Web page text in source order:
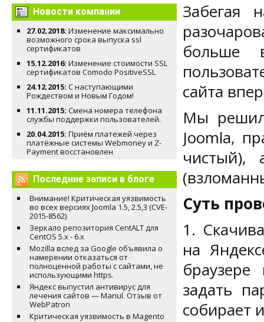
Новости компании
27.02.2018: Изменение максимально
возможного срока выпуска ssl
сертификатов
15.12.2016: Изменение стоимости SSL
сертификатов Comodo PositiveSSL
24.12.2015: С наступающими
Рождеством и Новым Годом!
11.11.2015: Смена номера телефона
службы поддержки пользователей.
20.04.2015: Приём платежей через
платёжные системы Webmoney и Z-
Payment восстановлен
Последние записи в блоге
Внимание! Критическая уязвимость
во всех версиях Joomla 1.5, 2.5,3 (CVE-
2015-8562)
Зеркало репозитория CentALT для
CentOS 5.x - 6.x
Mozilla вслед за Google объявила о
намерении отказаться от
полноценной работы с сайтами, не
использующими https.
Яндекс выпустил антивирус для
лечения сайтов — Manul. Отзыв от
WebPatron
Критическая уязвимость в Magento
Забегая
больше
сайта
Мы
Joomla,
чистый),
Суть
1.
на
задать
собирает